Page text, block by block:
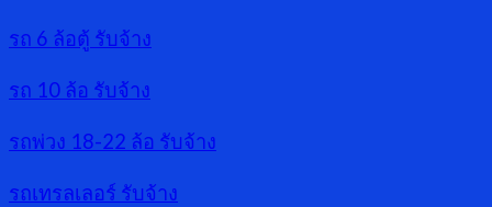
รถ 6 ล้อตู้ รับจ้าง
รถ 10 ล้อ รับจ้าง
รถพ่วง 18-22 ล้อ รับจ้าง
รถเทรลเลอร์ รับจ้าง